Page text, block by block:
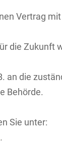
Vertrag
die Zukunft
an die
Behörde.
Sie unter:
.